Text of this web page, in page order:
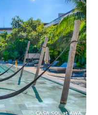
plus aimés